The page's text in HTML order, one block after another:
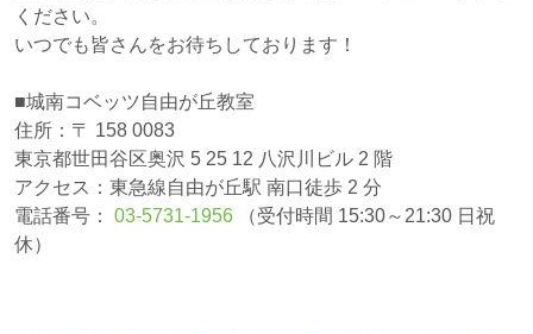
ください。
いつでも皆さんをお待ちしております！
■城南コベッツ自由が丘教室
住所：〒 158 0083
東京都世田谷区奥沢 5 25 12 八沢川ビル 2 階
アクセス：東急線自由が丘駅 南口徒歩 2 分
電話番号： 03-5731-1956 （受付時間 15:30～21:30 日祝
休）